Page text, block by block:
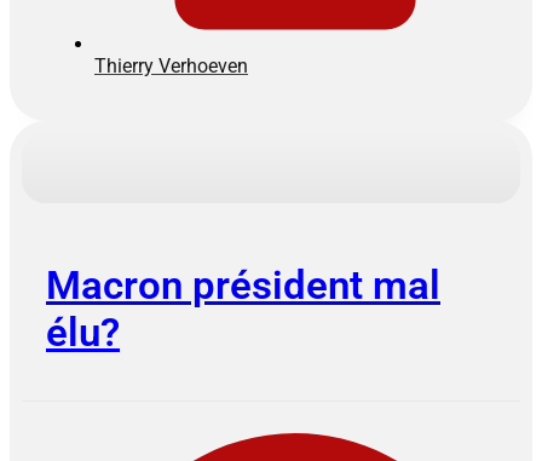
Thierry Verhoeven
Macron président mal
élu?